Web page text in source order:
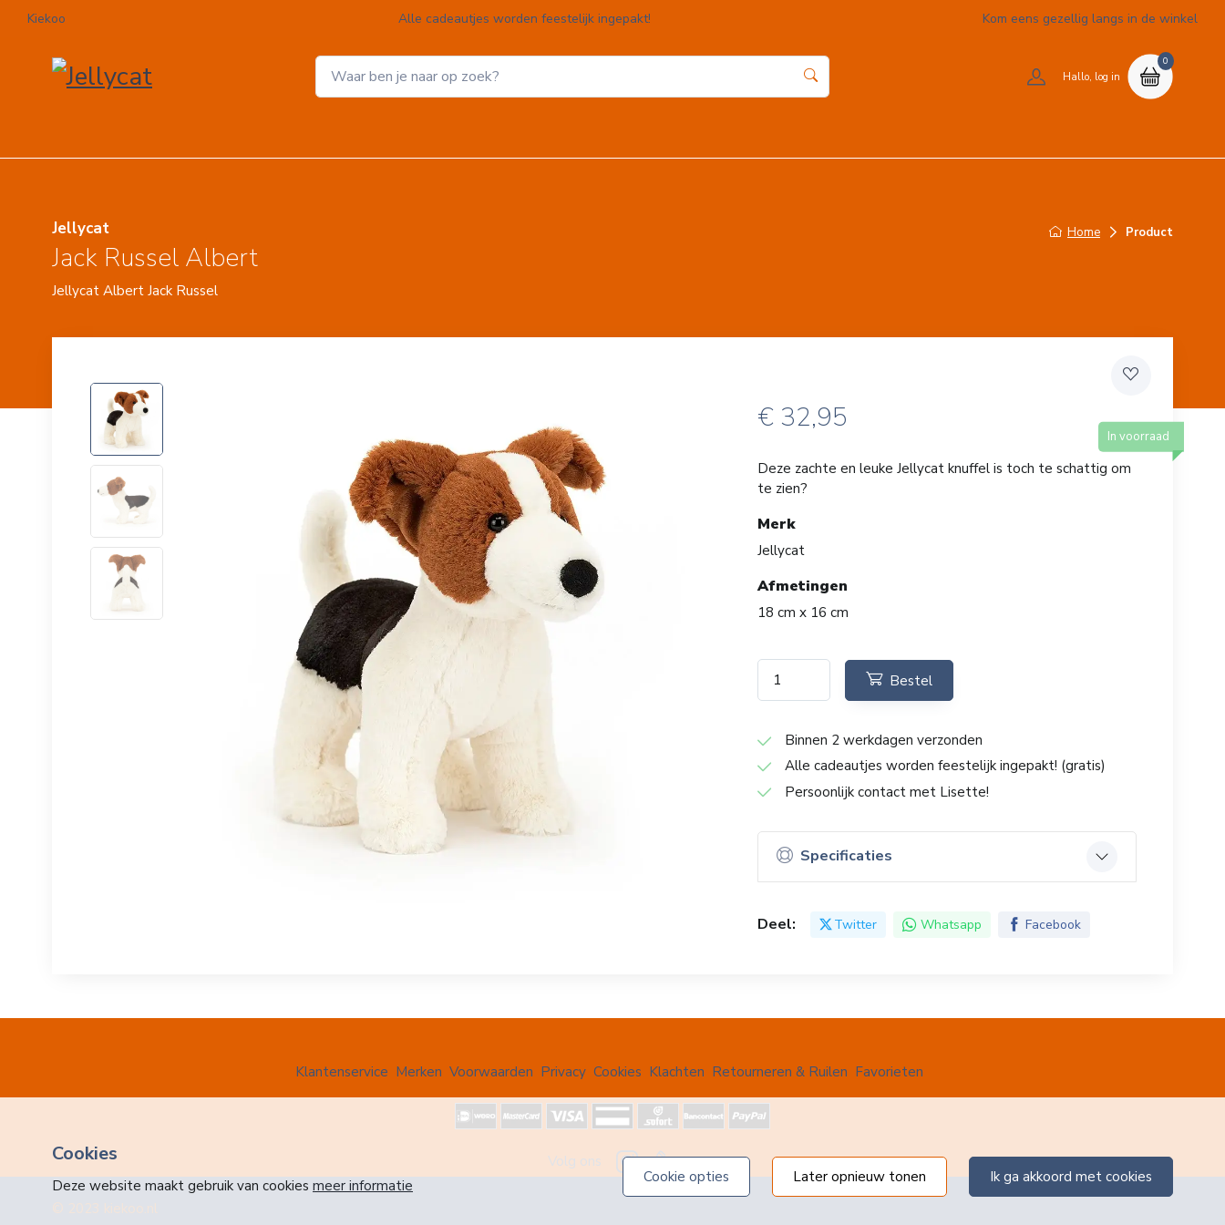
Kiekoo Alle cadeautjes worden feestelijk ingepakt! Kom eens gezellig langs in de winkel
Hallo, log in
0
Home Product
Jellycat
Jack Russel Albert
Jellycat Albert Jack Russel
€ 32,95
In voorraad
Deze zachte en leuke Jellycat knuffel is toch te schattig om
te zien?
Merk
Jellycat
Afmetingen
18 cm x 16 cm
Bestel
Binnen 2 werkdagen verzonden
Alle cadeautjes worden feestelijk ingepakt! (gratis)
Persoonlijk contact met Lisette!
Specificaties
Deel: Twitter Whatsapp Facebook
Klantenservice Merken Voorwaarden Privacy Cookies Klachten Retourneren & Ruilen Favorieten
Volg ons
Cookies
Deze website maakt gebruik van cookies meer informatie ik ga akkoord met cookies
later opnieuw tonen
cookie opties